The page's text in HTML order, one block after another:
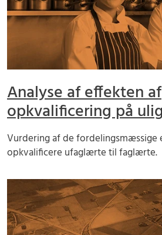
Analyse af effekten af
opkvalificering på
Vurdering af de fordelingsmæssige
opkvalificere ufaglærte til faglærte.